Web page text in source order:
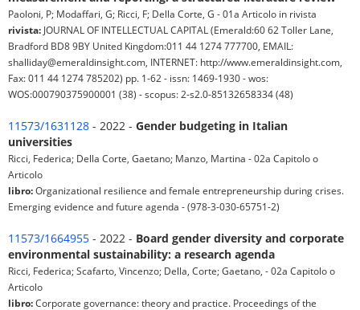
Paoloni, P; Modaffari, G; Ricci, F; Della Corte, G - 01a Articolo in rivista
rivista: JOURNAL OF INTELLECTUAL CAPITAL (Emerald:60 62 Toller Lane,
Bradford BD8 9BY United Kingdom:011 44 1274 777700, EMAIL:
shalliday@emeraldinsight.com, INTERNET: http://www.emeraldinsight.com,
Fax: 011 44 1274 785202) pp. 1-62 - issn: 1469-1930 - wos:
WOS:000790375900001 (38) - scopus: 2-s2.0-85132658334 (48)
11573/1631128 - 2022 - Gender budgeting in Italian
universities
Ricci, Federica; Della Corte, Gaetano; Manzo, Martina - 02a Capitolo o
Articolo
libro:Organizational resilience and female entrepreneurship during crises.
Emerging evidence and future agenda - (978-3-030-65751-2)
11573/1664955 - 2022 - Board gender diversity and corporate
environmental sustainability: a research agenda
Ricci, Federica; Scafarto, Vincenzo; Della, Corte; Gaetano, - 02a Capitolo o
Articolo
libro:Corporate governance: theory and practice. Proceedings of the